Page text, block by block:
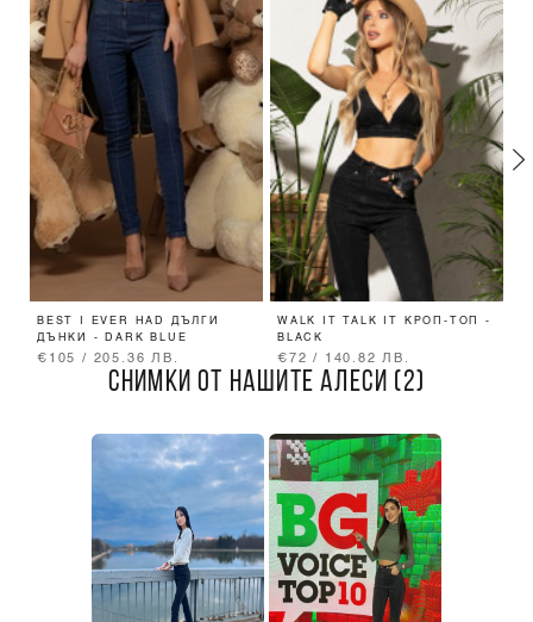
BEST I EVER HAD ДЪЛГИ
ДЪНКИ - DARK BLUE
€105 / 205.36 ЛВ.
WALK IT TALK IT КРОП-ТОП -
BLACK
€72 / 140.82 ЛВ.
СНИМКИ ОТ НАШИТЕ АЛЕСИ (2)